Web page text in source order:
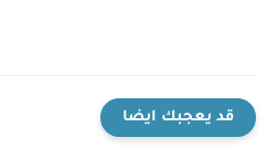
قد يعجبك ايضا